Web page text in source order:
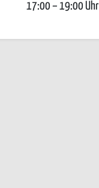
17:00 – 19:00 Uhr